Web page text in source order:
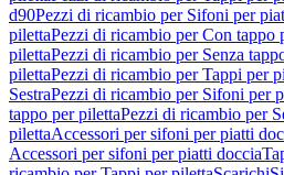
d90Pezzi di ricambio per Sifoni per
pilettaPezzi di ricambio per Con tappo
pilettaPezzi di ricambio per Senza
pilettaPezzi di ricambio per Tappi per
SestraPezzi di ricambio per Sifoni per
tappo per pilettaPezzi di ricambio per
pilettaAccessori per sifoni per piatti
Accessori per sifoni per piatti doccia